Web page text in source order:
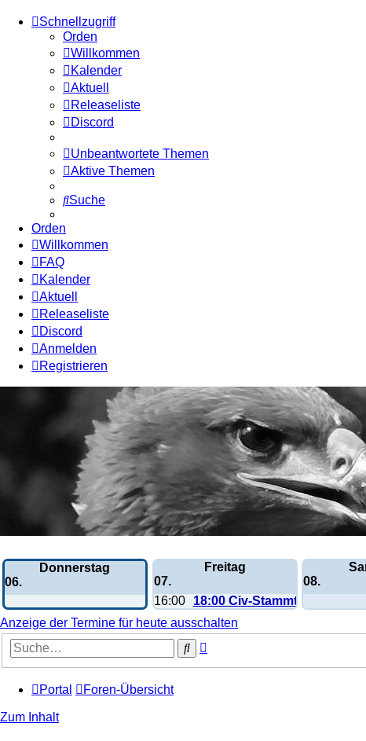
Schnellzugriff
Orden
Willkommen
Kalender
Aktuell
Releaseliste
Discord
Unbeantwortete Themen
Aktive Themen
Suche
Orden
Willkommen
FAQ
Kalender
Aktuell
Releaseliste
Discord
Anmelden
Registrieren
Donnerstag
06.
Freitag
07.
16:00
18:00 Civ-Stammtisch
08.
Anzeige der Termine für heute ausschalten
Suche
Portal Foren-Übersicht
Zum Inhalt